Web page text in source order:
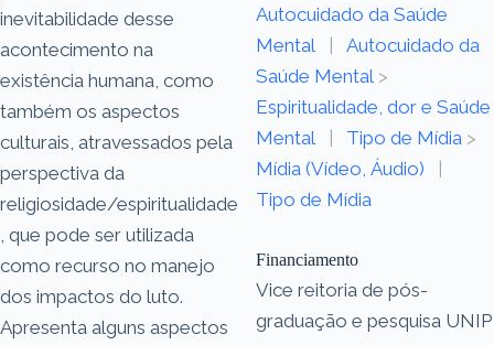
inevitabilidade desse
acontecimento na
existência humana, como
também os aspectos
culturais, atravessados pela
perspectiva da
religiosidade/espiritualidade
, que pode ser utilizada
como recurso no manejo
dos impactos do luto.
Apresenta alguns aspectos
Autocuidado da Saúde
Mental
|
Autocuidado da
Saúde Mental >
Espiritualidade, dor e Saúde
Mental
| Tipo de Mídia >
Mídia (Vídeo, Áudio)
|
Tipo de Mídia
Financiamento
Vice reitoria de pós-
graduação e pesquisa UNIP